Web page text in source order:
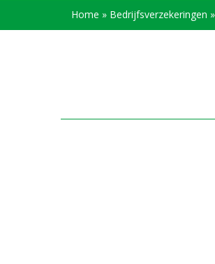
Home » Bedrijfsverzekeringen »